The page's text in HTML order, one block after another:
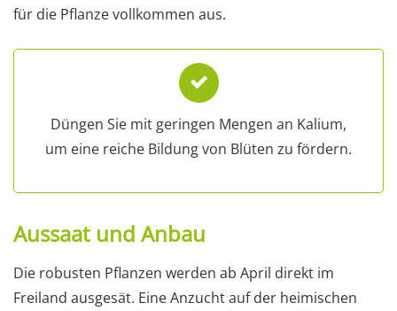
für die Pflanze vollkommen aus.
Düngen Sie mit geringen Mengen an Kalium,
um eine reiche Bildung von Blüten zu fördern.
Aussaat und Anbau
Die robusten Pflanzen werden ab April direkt im
Freiland ausgesät. Eine Anzucht auf der heimischen